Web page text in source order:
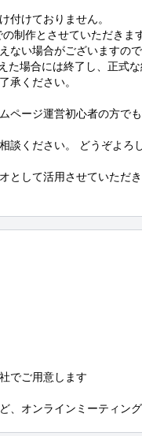
付けておりません。
制作とさせていただきま
ない場合がございますので
承ください。
ページ運営初心者の方で
談ください。 どうぞよろ
として活用させていただ
でご用意します
、オンラインミーティン